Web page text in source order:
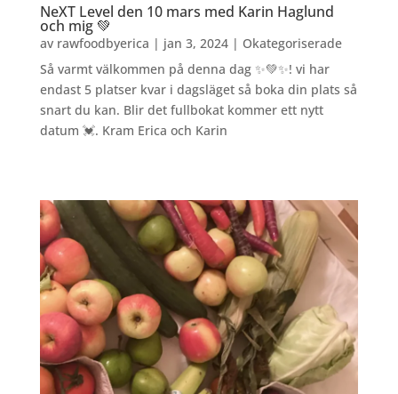
NeXT Level den 10 mars med Karin Haglund
och mig 💚
av rawfoodbyerica | jan 3, 2024| Okategoriserade
Så varmt välkommen på denna dag ✨💚✨! vi har
endast 5 platser kvar i dagsläget så boka din plats så
snart du kan. Blir det fullbokat kommer ett nytt
datum 💓. Kram Erica och Karin